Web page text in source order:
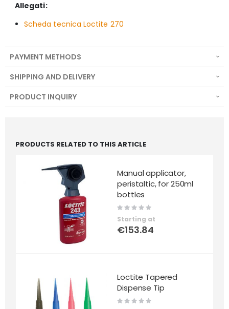
Allegati:
Scheda tecnica Loctite 270
PAYMENT METHODS
SHIPPING AND DELIVERY
PRODUCT INQUIRY
PRODUCTS RELATED TO THIS ARTICLE
Manual applicator,
peristaltic, for 250ml
bottles
Rating:
0%
Starting at
€153.84
Loctite Tapered
Dispense Tip
Rating:
0%